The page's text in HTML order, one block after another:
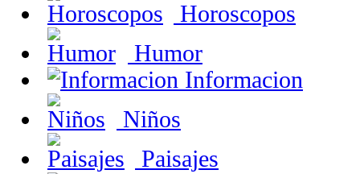
Horoscopos
Humor
Informacion
Niños
Paisajes